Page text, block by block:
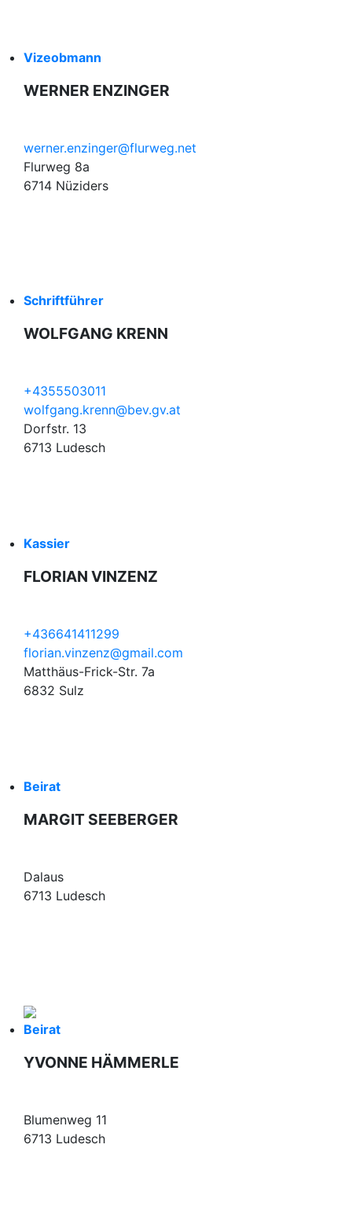
Vizeobmann
WERNER ENZINGER
werner.enzinger@flurweg.net
Flurweg 8a
6714 Nüziders
Schriftführer
WOLFGANG KRENN
+4355503011
wolfgang.krenn@bev.gv.at
Dorfstr. 13
6713 Ludesch
Kassier
FLORIAN VINZENZ
+436641411299
florian.vinzenz@gmail.com
Matthäus-Frick-Str. 7a
6832 Sulz
Beirat
MARGIT SEEBERGER
Dalaus
6713 Ludesch
Beirat
YVONNE HÄMMERLE
Blumenweg 11
6713 Ludesch